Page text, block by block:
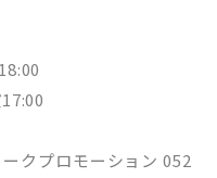
クプロモーション 052